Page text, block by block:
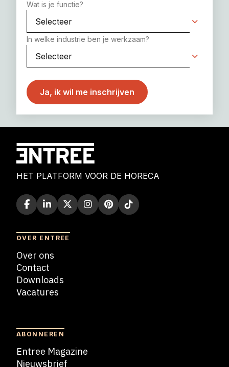
Wat is je functie?
In welke industrie ben je werkzaam?
HET PLATFORM VOOR DE HORECA
OVER ENTREE
Over ons
Contact
Downloads
Vacatures
ABONNEREN
Entree Magazine
Nieuwsbrief